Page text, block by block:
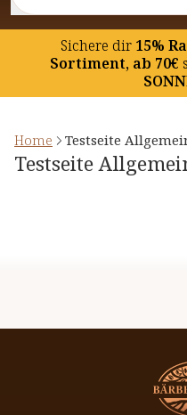
Sichere dir15%
Sortiment, ab 70€
Home Testseite
Testseite